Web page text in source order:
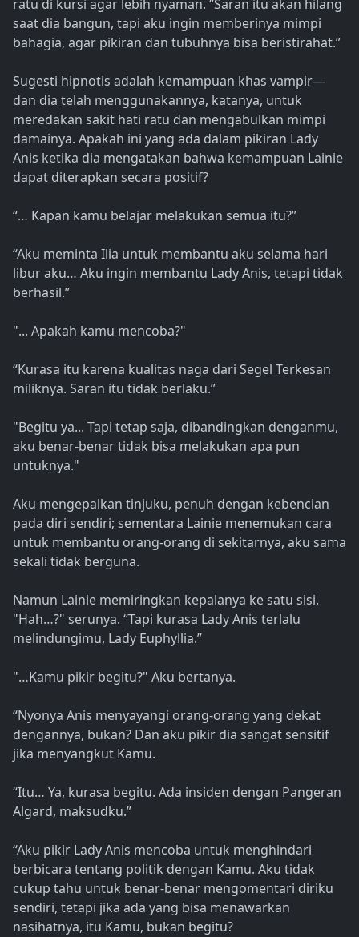
ratu di kursi agar lebih nyaman. “Saran itu akan hilang
saat dia bangun, tapi aku ingin memberinya mimpi
bahagia, agar pikiran dan tubuhnya bisa beristirahat.”
Sugesti hipnotis adalah kemampuan khas vampir—
dan dia telah menggunakannya, katanya, untuk
meredakan sakit hati ratu dan mengabulkan mimpi
damainya. Apakah ini yang ada dalam pikiran Lady
Anis ketika dia mengatakan bahwa kemampuan Lainie
dapat diterapkan secara positif?
“… Kapan kamu belajar melakukan semua itu?”
“Aku meminta Ilia untuk membantu aku selama hari
libur aku… Aku ingin membantu Lady Anis, tetapi tidak
berhasil.”
"... Apakah kamu mencoba?"
“Kurasa itu karena kualitas naga dari Segel Terkesan
miliknya. Saran itu tidak berlaku.”
"Begitu ya... Tapi tetap saja, dibandingkan denganmu,
aku benar-benar tidak bisa melakukan apa pun
untuknya."
Aku mengepalkan tinjuku, penuh dengan kebencian
pada diri sendiri; sementara Lainie menemukan cara
untuk membantu orang-orang di sekitarnya, aku sama
sekali tidak berguna.
Namun Lainie memiringkan kepalanya ke satu sisi.
"Hah…?" serunya. “Tapi kurasa Lady Anis terlalu
melindungimu, Lady Euphyllia.”
"…Kamu pikir begitu?" Aku bertanya.
“Nyonya Anis menyayangi orang-orang yang dekat
dengannya, bukan? Dan aku pikir dia sangat sensitif
jika menyangkut Kamu.
“Itu… Ya, kurasa begitu. Ada insiden dengan Pangeran
Algard, maksudku.”
“Aku pikir Lady Anis mencoba untuk menghindari
berbicara tentang politik dengan Kamu. Aku tidak
cukup tahu untuk benar-benar mengomentari diriku
sendiri, tetapi jika ada yang bisa menawarkan
nasihatnya, itu Kamu, bukan begitu?